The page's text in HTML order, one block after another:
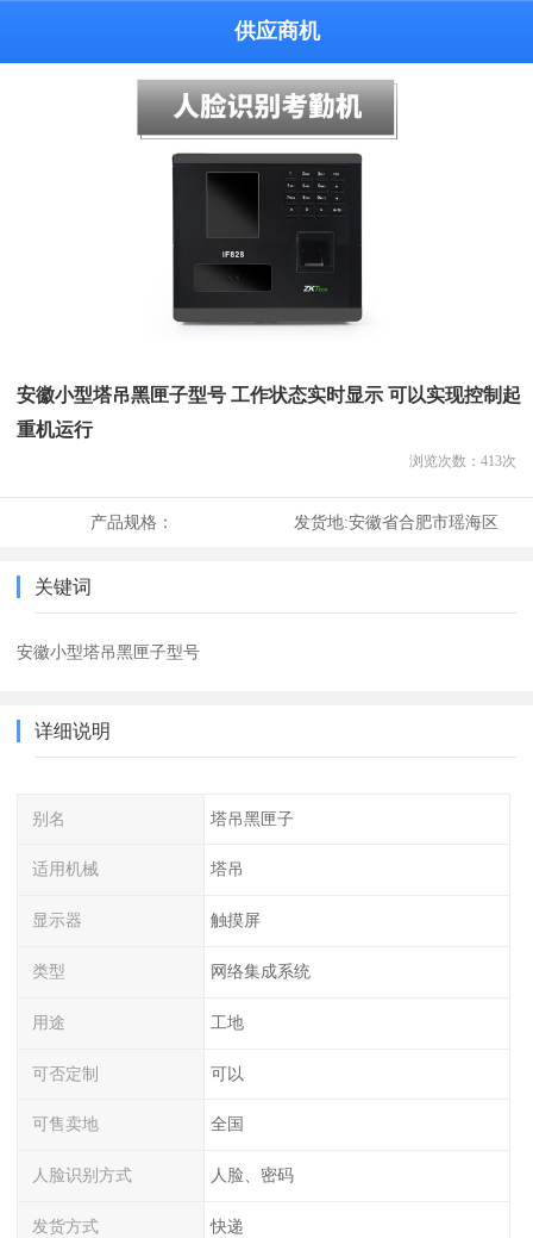
供应商机
安徽小型塔吊黑匣子型号 工作状态实时显示 可以实现控制起
重机运行
浏览次数： 413次
产品规格： 发货地:安徽省合肥市瑶海区
关键词
安徽小型塔吊黑匣子型号
详细说明
别名 塔吊黑匣子
适用机械 塔吊
显示器 触摸屏
类型 网络集成系统
用途 工地
可否定制 可以
可售卖地 全国
人脸识别方式 人脸、密码
发货方式 快递